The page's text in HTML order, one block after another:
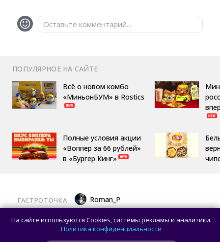
Оставьте комментарий...
ПОПУЛЯРНОЕ НА САЙТЕ
Всё о новом комбо
«МиньонБУМ» в Rostics
Полные условия акции
«Воппер за 66 рублей»
в «Бургер Кинг»
ГАСТРОТОЧКА Roman_P
Латте «Золотой ключик» и торт «Москва»
теперь можно попробовать на ВДНХ
На сайте используются Cookies, системы рекламы и аналитики.
Политика конфиденциальности